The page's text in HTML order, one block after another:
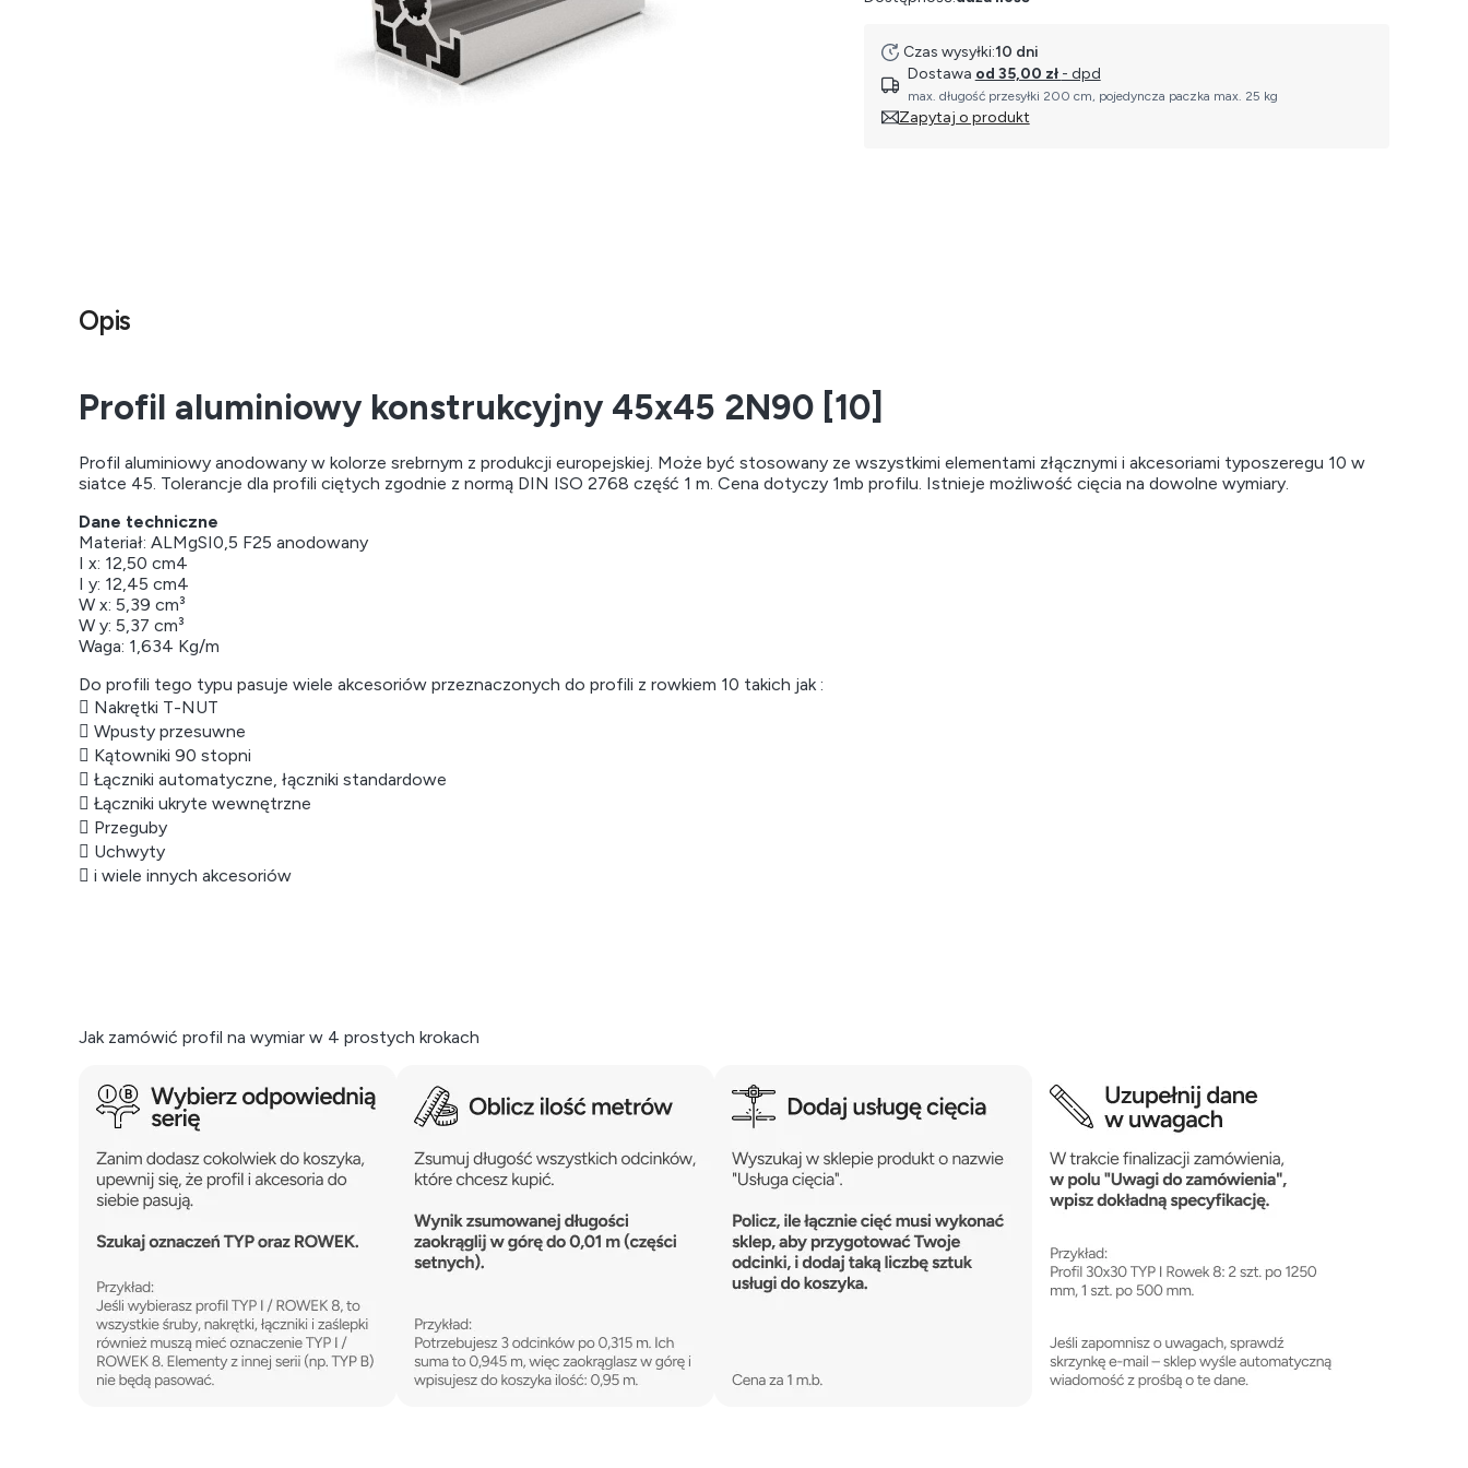
Czas wysyłki:10 dni
Dostawa od 35,00 zł - dpd
max. długość przesyłki 200 cm, pojedyncza paczka max. 25 kg
Zapytaj o produkt
Opis
Profil aluminiowy konstrukcyjny 45x45 2N90 [10]
Profil aluminiowy anodowany w kolorze srebrnym z produkcji europejskiej. Może być stosowany ze wszystkimi elementami złącznymi i akcesoriami typoszeregu 10 w
siatce 45. Tolerancje dla profili ciętych zgodnie z normą DIN ISO 2768 część 1 m. Cena dotyczy 1mb profilu. Istnieje możliwość cięcia na dowolne wymiary.
Dane techniczne
Materiał: ALMgSI0,5 F25 anodowany
I x: 12,50 cm4
I y: 12,45 cm4
W x: 5,39 cm³
W y: 5,37 cm³
Waga: 1,634 Kg/m
Do profili tego typu pasuje wiele akcesoriów przeznaczonych do profili z rowkiem 10 takich jak :
 Nakrętki T-NUT
 Wpusty przesuwne
 Kątowniki 90 stopni
 Łączniki automatyczne, łączniki standardowe
 Łączniki ukryte wewnętrzne
 Przeguby
 Uchwyty
 i wiele innych akcesoriów
Jak zamówić profil na wymiar w 4 prostych krokach